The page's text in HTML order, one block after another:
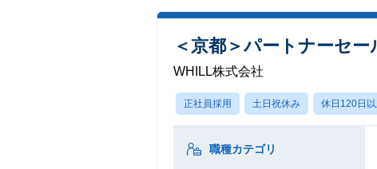
＜京都＞パートナーセ
WHILL株式会社
正社員採用 土日祝休み 休日120日
職種カテゴリ